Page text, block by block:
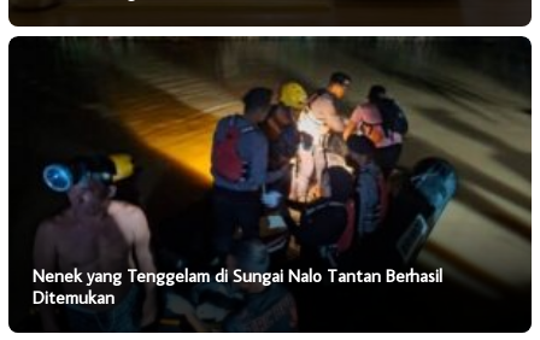
Nenek yang Tenggelam di Sungai Nalo Tantan Berhasil
Ditemukan